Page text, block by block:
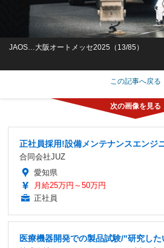
JAOS…大阪オートメッセ2025（13/85）
この記事へ戻る
正社員採用!設備メンテナンスエンジ
合同会社JUZ
愛知県
月給25万円～50万円
正社員
医療機器開発での製品試験/"研究し